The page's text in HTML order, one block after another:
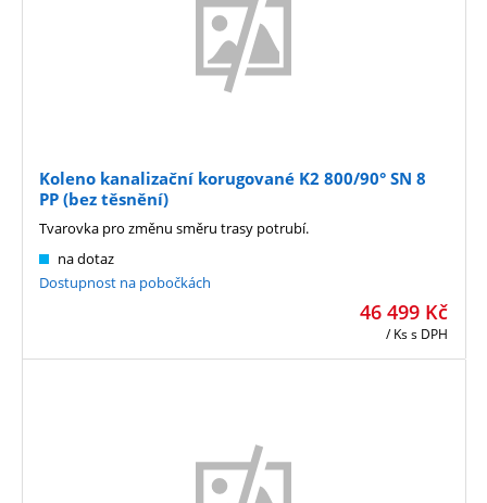
Koleno kanalizační korugované K2 800/90° SN 8
PP (bez těsnění)
46 499 Kč
/ Kss DPH
na dotaz
Dostupnost na pobočkách
Tvarovka pro změnu směru trasy potrubí.